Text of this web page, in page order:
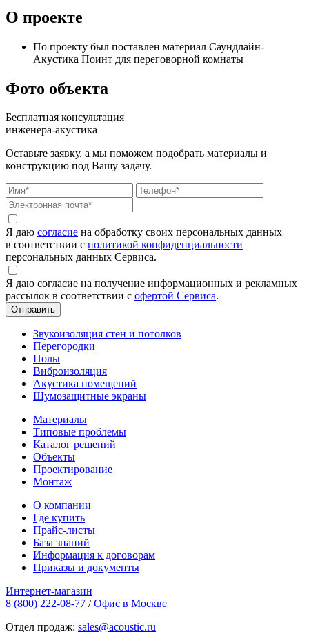
О проекте
По проекту был поставлен материал Саундлайн-
Акустика Поинт для переговорной комнаты
Фото объекта
Бесплатная консультация
инженера-акустика
Оставьте заявку, а мы поможем подобрать материалы и
конструкцию под Вашу задачу.
Я даю согласие на обработку своих персональных данных
в соответствии с политикой конфиденциальности
персональных данных Сервиса.
Я даю согласие на получение информационных и рекламных
рассылок в соответствии с офертой Сервиса.
Звукоизоляция стен и потолков
Перегородки
Полы
Виброизоляция
Акустика помещений
Шумозащитные экраны
Материалы
Типовые проблемы
Каталог решений
Объекты
Проектирование
Монтаж
О компании
Где купить
Прайс-листы
База знаний
Информация к договорам
Приказы и документы
Интернет-магазин
8 (800) 222-08-77 / Офис в Москве
Отдел продаж: sales@acoustic.ru